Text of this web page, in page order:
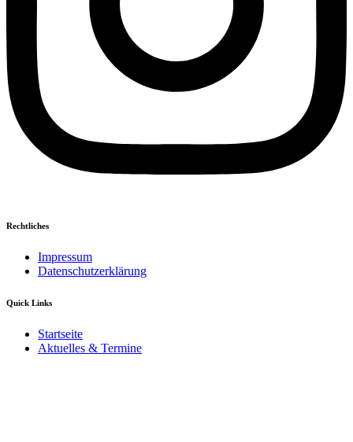
Rechtliches
Impressum
Datenschutzerklärung
Quick Links
Startseite
Aktuelles & Termine